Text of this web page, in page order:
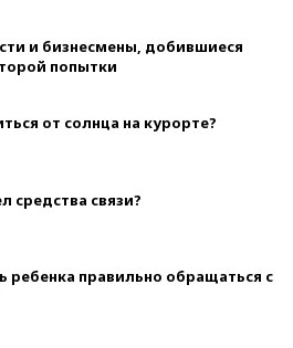
и бизнесмены, добившиеся
попытки
от солнца на курорте?
средства связи?
ребенка правильно обращаться с